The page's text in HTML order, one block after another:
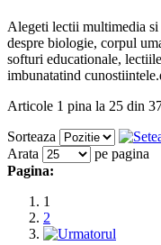
Alegeti lectii multimedia
despre biologie, corpul
softuri educationale,
imbunatatind
Articole 1 pina la 25 din
Sorteaza
Arata
pe pagina
Pagina:
1
2